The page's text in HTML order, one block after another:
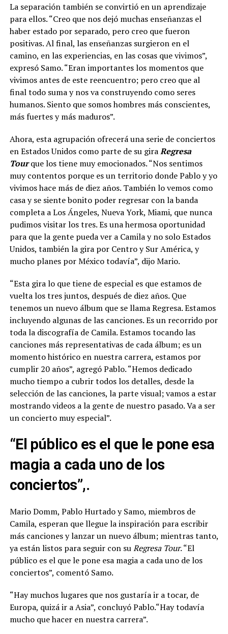
La separación también se convirtió en un aprendizaje
para ellos. “Creo que nos dejó muchas enseñanzas el
haber estado por separado, pero creo que fueron
positivas. Al final, las enseñanzas surgieron en el
camino, en las experiencias, en las cosas que vivimos”,
expresó Samo. “Eran importantes los momentos que
vivimos antes de este reencuentro; pero creo que al
final todo suma y nos va construyendo como seres
humanos. Siento que somos hombres más conscientes,
más fuertes y más maduros”.
Ahora, esta agrupación ofrecerá una serie de conciertos
en Estados Unidos como parte de su giraRegresa
Tourque los tiene muy emocionados. “Nos sentimos
muy contentos porque es un territorio donde Pablo y yo
vivimos hace más de diez años. También lo vemos como
casa y se siente bonito poder regresar con la banda
completa a Los Ángeles, Nueva York, Miami, que nunca
pudimos visitar los tres. Es una hermosa oportunidad
para que la gente pueda ver a Camila y no solo Estados
Unidos, también la gira por Centro y Sur América, y
mucho planes por México todavía”, dijo Mario.
“Esta gira lo que tiene de especial es que estamos de
vuelta los tres juntos, después de diez años. Que
tenemos un nuevo álbum que se llama Regresa. Estamos
incluyendo algunas de las canciones. Es un recorrido por
toda la discografía de Camila. Estamos tocando las
canciones más representativas de cada álbum; es un
momento histórico en nuestra carrera, estamos por
cumplir 20 años”, agregó Pablo. “Hemos dedicado
mucho tiempo a cubrir todos los detalles, desde la
selección de las canciones, la parte visual; vamos a estar
mostrando videos a la gente de nuestro pasado. Va a ser
un concierto muy especial”.
“El público es el que le pone esa
magia a cada uno de los
conciertos”,.
Mario Domm, Pablo Hurtado y Samo, miembros de
Camila, esperan que llegue la inspiración para escribir
más canciones y lanzar un nuevo álbum; mientras tanto,
ya están listos para seguir con suRegresa Tour. “El
público es el que le pone esa magia a cada uno de los
conciertos”, comentó Samo.
“Hay muchos lugares que nos gustaría ir a tocar, de
Europa, quizá ir a Asia”, concluyó Pablo.“Hay todavía
mucho que hacer en nuestra carrera”.